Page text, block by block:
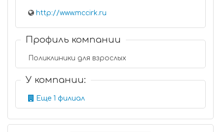
http://www.mccirk.ru
Профиль компании
Поликлиники для взрослых
У компании:
Еще 1 филиал